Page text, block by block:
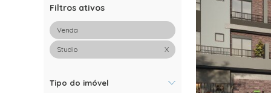
Filtros ativos
Venda
X
Studio
Tipo do imóvel